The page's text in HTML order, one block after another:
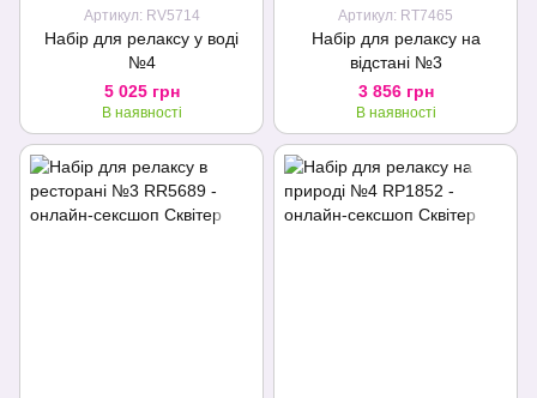
Артикул: RV5714
Набір для релаксу у воді
№4
5 025 грн
В наявності
Артикул: RT7465
Набір для релаксу на
відстані №3
3 856 грн
В наявності